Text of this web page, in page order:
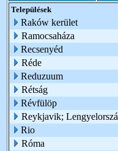
Települések
Raków kerület
Ramocsaháza
Recsenyéd
Réde
Reduzuum
Rétság
Révfülöp
Reykjavik;
Rio
Róma